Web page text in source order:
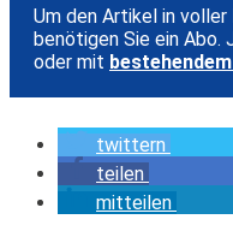
Um den Artikel in voller
benötigen Sie ein Abo.
oder mit
twittern
teilen
mitteilen